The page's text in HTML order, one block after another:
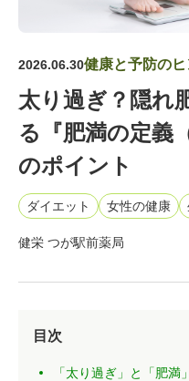
2026.06.30健康と予防のヒ
太り過ぎ？隠れ
る『肥満の定義
のポイント
ダイエット 女性の健康
健栄 つが駅前薬局
目次
「太り過ぎ」と「肥満